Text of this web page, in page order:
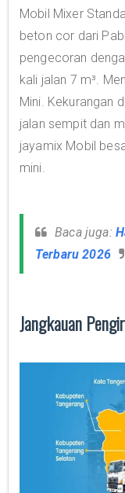
Mobil Mixer
beton cor dari
pengecoran
kali jalan 7 m³.
Mini. Kekurangan
jalan sempit dan
jayamix Mobil
mini.
Baca juga:
Terbaru 2026
Jangkauan